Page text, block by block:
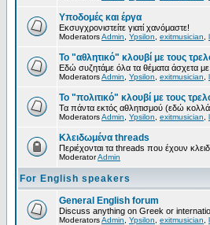
Υποδομές και έργα
Εκσυγχρονιστείτε γιατί χανόμαστε!
ModeratorsAdmin Ypsilon exitmusician
Το "αθλητικό" κλουβί με τους
Εδώ συζητάμε όλα τα θέματα άσχετα
ModeratorsAdmin Ypsilon exitmusician
Το "πολιτικό" κλουβί με τους
Τα πάντα εκτός αθλητισμού (εδώ
ModeratorsAdmin Ypsilon exitmusician
Κλειδωμένα threads
Περιέχονται τα threads που έχουν
ModeratorAdmin
For English speakers
General English forum
Discuss anything on Greek or
ModeratorsAdmin Ypsilon exitmusician